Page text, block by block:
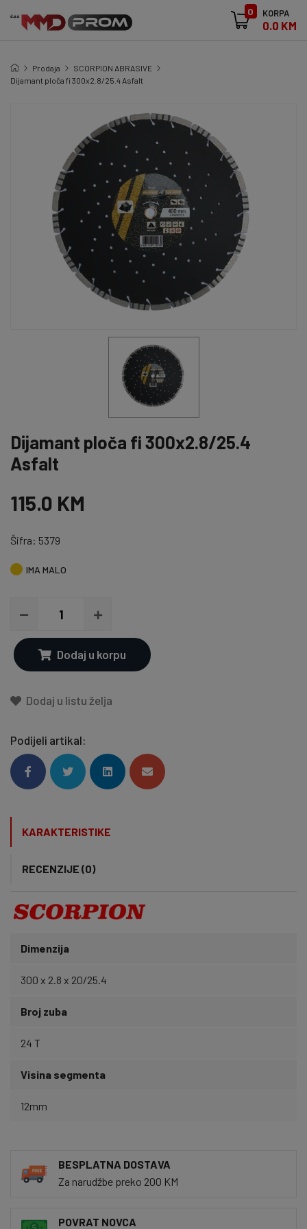
0 KORPA
0.0 KM
Prodaja
SCORPION ABRASIVE
Dijamant ploča fi 300x2.8/25.4 Asfalt
Dijamant ploča fi 300x2.8/25.4
Asfalt
115.0 KM
Šifra: 5379
IMA MALO
Dodaj u korpu
Dodaj u listu želja
Podijeli artikal:
KARAKTERISTIKE
RECENZIJE (0)
Dimenzija
300 x 2.8 x 20/25.4
Broj zuba
24 T
Visina segmenta
12mm
BESPLATNA DOSTAVA
Za narudžbe preko 200 KM
POVRAT NOVCA